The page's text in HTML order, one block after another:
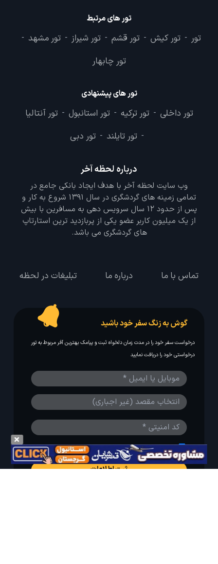
تور های مرتبط
تور - تور کیش - تور قشم - تور شیراز - تور مشهد -
تور چابهار
تور های پیشنهادی
تور داخلی - تور ترکیه - تور استانبول - تور آنتالیا
- تور تایلند - تور دبی
درباره لحظه آخر
وب سایت لحظه آخر با هدف ایجاد بانکی جامع در
تمامی زمینه های گردشگری در سال 1391 شروع به کار و
پس از حدود 12 سال سرویس دهی به مسافرین با بیش
از یک میلیون کاربر عضو یکی از پربازدید ترین استارتاپ
های گردشگری می باشد.
تماس با ما درباره ما تبلیغات در لحظه
گوش به زنگ سفر خود باشید
درخواست سفر خود را در مدت زمان دلخواه ثبت و پیامک بهترین آفر مربوط به تور
درخواستی خود را دریافت نمایید
مایلم ایمیل و یا پیامک خبرنامه دریافت کنم.